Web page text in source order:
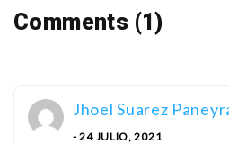
Comments (1)
Jhoel Suarez
- 24 JULIO, 2021